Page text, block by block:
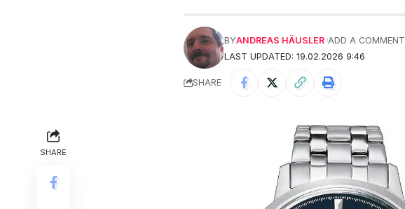
LAST UPDATED: 19.02.2026 9:46
BYANDREAS HÄUSLER ADD A COMMENT
SHARE
SHARE